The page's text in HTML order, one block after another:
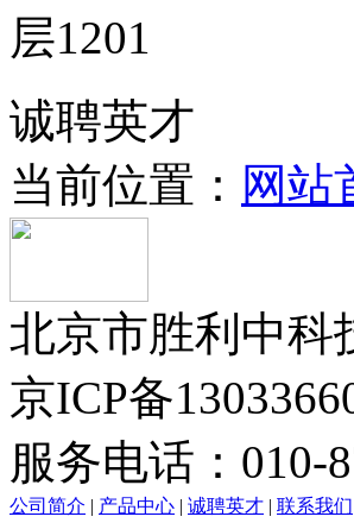
层1201
诚聘英才
当前位置： 网站
北京市胜利中科
京ICP备
服务电话：010-
公司简介 | 产品中心 | 诚聘英才 | 联系我们